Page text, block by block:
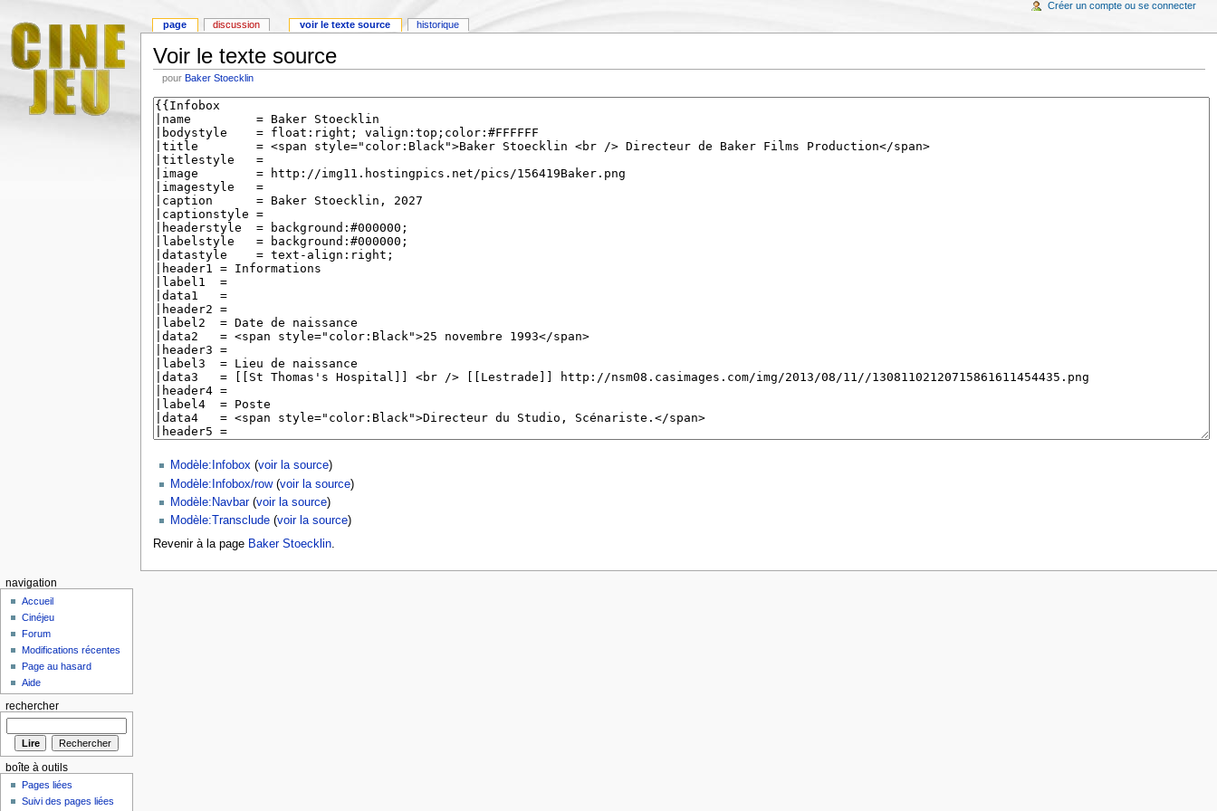
Voir le texte source
pourBaker Stoecklin
Modèle:Infobox(voir la source)
Modèle:Infobox/row(voir la source)
Modèle:Navbar(voir la source)
Modèle:Transclude(voir la source)
Revenir à la page Baker Stoecklin.
page discussion voir le texte source historique
Créer un compte ou se connecter
navigation
Accueil
Cinéjeu
Forum
Modifications récentes
Page au hasard
Aide
rechercher
boîte à outils
Pages liées
Suivi des pages liées